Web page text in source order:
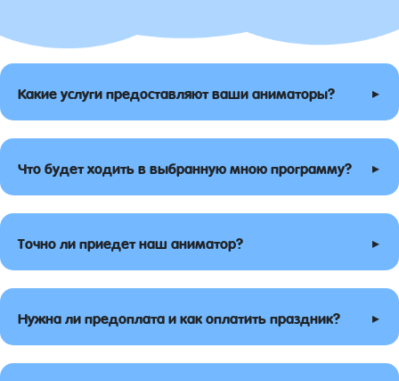
Какие услуги предоставляют ваши аниматоры? ▸
Что будет ходить в выбранную мною программу? ▸
Точно ли приедет наш аниматор? ▸
Нужна ли предоплата и как оплатить праздник? ▸